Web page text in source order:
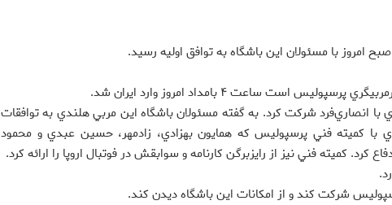
امروز با مسئولان اين باشگاه به توافق اوليه رسيد.
است ساعت ۴ بامداد امروز وارد ايران شد.
جلسه‌اي با انصاري‌فرد شركت كرد. به گفته مسئولان باشگاه اين مربي هلندي به توافقات
كميته فني پرسپوليس كه همايون بهزادي، زادمهر، حسين عبدي و محمود
كميته فني نيز از رايزبرگن كارنامه و سوابقش در فوتبال اروپا را ارائه كرد.
شركت كند و از امكانات اين باشگاه ديدن ‌كند.